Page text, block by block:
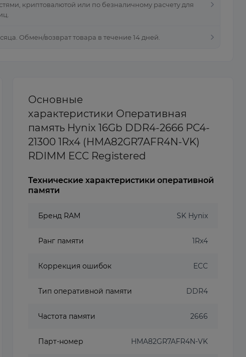
криптовалютой или по безналичному расчету для
Обмен/возврат товара в течение 14 дней.
Основные
характеристики Оперативная
память Hynix 16Gb DDR4-2666 PC4-
21300 1Rx4 (HMA82GR7AFR4N-VK)
RDIMM ECC Registered
Технические характеристики оперативной
памяти
Бренд RAM SK Hynix
Ранг памяти 1Rx4
Коррекция ошибок ECC
Тип оперативной памяти DDR4
Частота памяти 2666
Парт-номер HMA82GR7AFR4N-VK